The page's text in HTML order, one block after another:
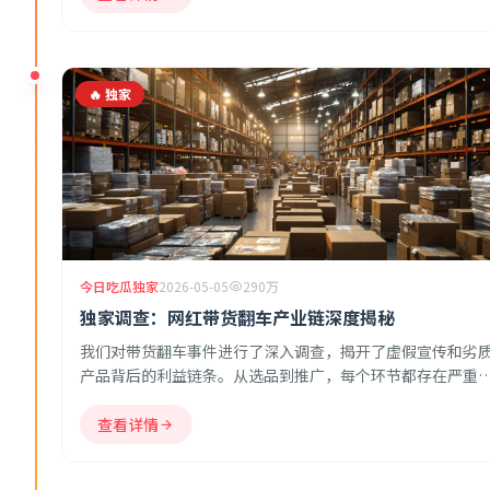
🔥 独家
今日吃瓜独家2026-05-05 290万
独家调查：网红带货翻车产业链深度揭秘
我们对带货翻车事件进行了深入调查，揭开了虚假宣传和劣
产品背后的利益链条。从选品到推广，每个环节都存在严重
查看详情